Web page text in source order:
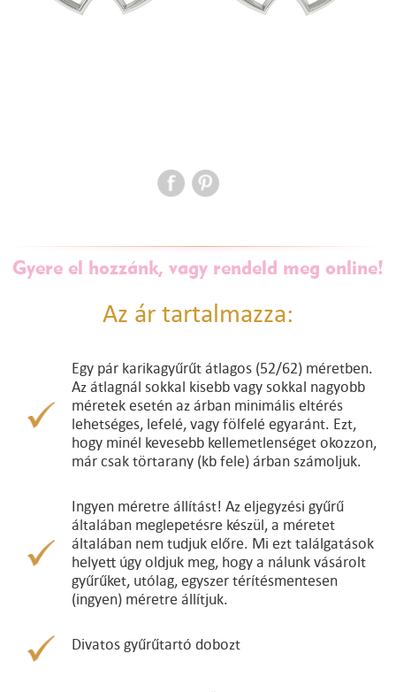
Gyere el hozzánk, vagy rendeld meg online!
Az ár tartalmazza:
Egy pár karikagyűrűt átlagos (52/62) méretben.
Az átlagnál sokkal kisebb vagy sokkal nagyobb
méretek esetén az árban minimális eltérés
lehetséges, lefelé, vagy fölfelé egyaránt. Ezt,
hogy minél kevesebb kellemetlenséget okozzon,
már csak törtarany (kb fele) árban számoljuk.
Ingyen méretre állítást! Az eljegyzési gyűrű
általában meglepetésre készül, a méretet
általában nem tudjuk előre. Mi ezt találgatások
helyett úgy oldjuk meg, hogy a nálunk vásárolt
gyűrűket, utólag, egyszer térítésmentesen
(ingyen) méretre állítjuk.
Divatos gyűrűtartó dobozt